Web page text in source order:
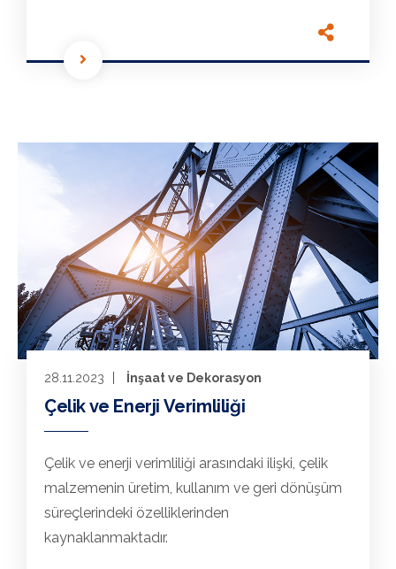
28.11.2023 İnşaat ve Dekorasyon
Çelik ve Enerji Verimliliği
Çelik ve enerji verimliliği arasındaki ilişki, çelik
malzemenin üretim, kullanım ve geri dönüşüm
süreçlerindeki özelliklerinden
kaynaklanmaktadır.